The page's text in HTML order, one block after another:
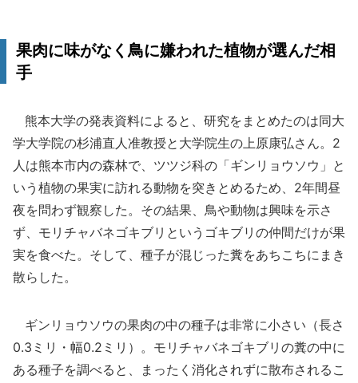
果肉に味がなく鳥に嫌われた植物が選んだ相
手
熊本大学の発表資料によると、研究をまとめたのは同大
学大学院の杉浦直人准教授と大学院生の上原康弘さん。2
人は熊本市内の森林で、ツツジ科の「ギンリョウソウ」と
いう植物の果実に訪れる動物を突きとめるため、2年間昼
夜を問わず観察した。その結果、鳥や動物は興味を示さ
ず、モリチャバネゴキブリというゴキブリの仲間だけが果
実を食べた。そして、種子が混じった糞をあちこちにまき
散らした。
ギンリョウソウの果肉の中の種子は非常に小さい（長さ
0.3ミリ・幅0.2ミリ）。モリチャバネゴキブリの糞の中に
ある種子を調べると、まったく消化されずに散布されるこ